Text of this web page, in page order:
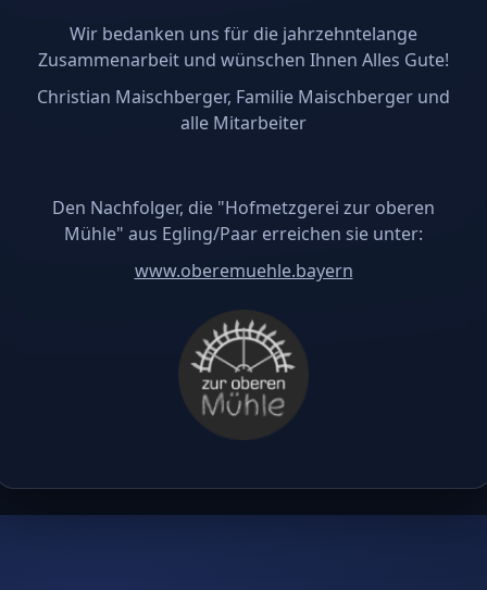
Wir bedanken uns für die jahrzehntelange
Zusammenarbeit und wünschen Ihnen Alles Gute!
Christian Maischberger, Familie Maischberger und
alle Mitarbeiter
Den Nachfolger, die "Hofmetzgerei zur oberen
Mühle" aus Egling/Paar erreichen sie unter:
www.oberemuehle.bayern